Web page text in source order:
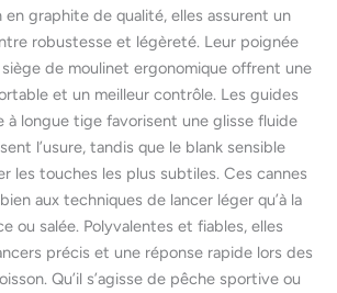
en graphite de qualité, elles assurent un
robustesse et légèreté. Leur poignée
de moulinet ergonomique offrent une
et un meilleur contrôle. Les guides
à longue tige favorisent une glisse fluide
l’usure, tandis que le blank sensible
les touches les plus subtiles. Ces cannes
aux techniques de lancer léger qu’à la
ou salée. Polyvalentes et fiables, elles
précis et une réponse rapide lors des
Qu’il s’agisse de pêche sportive ou